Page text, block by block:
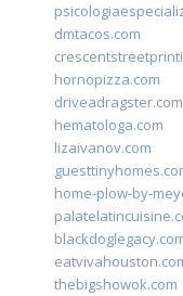
dmtacos.com
hornopizza.com
driveadragster.com
hematologa.com
lizaivanov.com
home-plow-by-
thebigshowok.com